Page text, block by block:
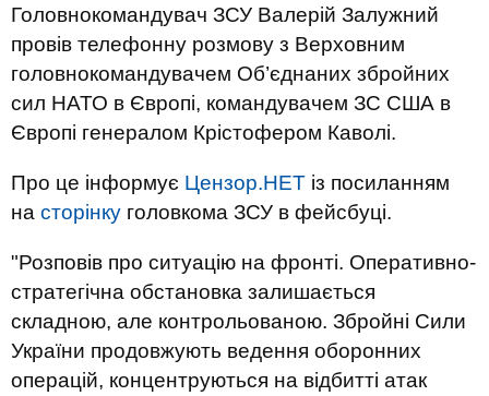
Головнокомандувач ЗСУ Валерій Залужний
провів телефонну розмову з Верховним
головнокомандувачем Об’єднаних збройних
сил НАТО в Європі, командувачем ЗС США в
Європі генералом Крістофером Каволі.
Про це інформує Цензор.НЕТ із посиланням
на сторінку головкома ЗСУ в фейсбуці.
"Розповів про ситуацію на фронті. Оперативно-
стратегічна обстановка залишається
складною, але контрольованою. Збройні Сили
України продовжують ведення оборонних
операцій, концентруються на відбитті атак